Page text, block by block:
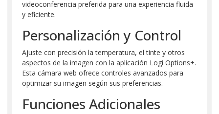
videoconferencia preferida para una experiencia fluida
y eficiente.
Personalización y Control
Ajuste con precisión la temperatura, el tinte y otros
aspectos de la imagen con la aplicación Logi Options+.
Esta cámara web ofrece controles avanzados para
optimizar su imagen según sus preferencias.
Funciones Adicionales